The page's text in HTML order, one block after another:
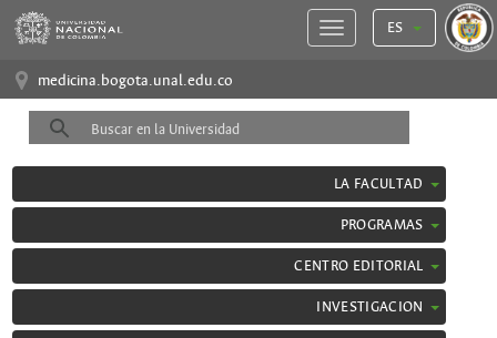
ES
medicina.bogota.unal.edu.co
LA FACULTAD
PROGRAMAS
CENTRO EDITORIAL
INVESTIGACION